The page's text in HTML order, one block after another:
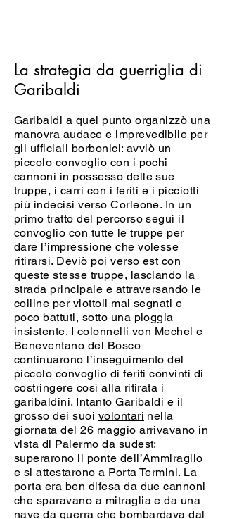
La strategia da guerriglia di
Garibaldi
Garibaldi a quel punto organizzò una
manovra audace e imprevedibile per
gli ufficiali borbonici: avviò un
piccolo convoglio con i pochi
cannoni in possesso delle sue
truppe, i carri con i feriti e i picciotti
più indecisi verso Corleone. In un
primo tratto del percorso seguì il
convoglio con tutte le truppe per
dare l’impressione che volesse
ritirarsi. Deviò poi verso est con
queste stesse truppe, lasciando la
strada principale e attraversando le
colline per viottoli mal segnati e
poco battuti, sotto una pioggia
insistente. I colonnelli von Mechel e
Beneventano del Bosco
continuarono l’inseguimento del
piccolo convoglio di feriti convinti di
costringere così alla ritirata i
garibaldini. Intanto Garibaldi e il
grosso dei suoi volontari nella
giornata del 26 maggio arrivavano in
vista di Palermo da sudest:
superarono il ponte dell’Ammiraglio
e si attestarono a Porta Termini. La
porta era ben difesa da due cannoni
che sparavano a mitraglia e da una
nave da guerra che bombardava dal